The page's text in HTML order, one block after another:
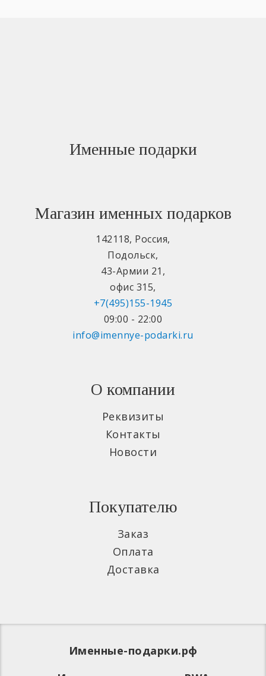
Именные подарки
Магазин именных подарков
142118, Россия,
Подольск,
43-Армии 21 ,
офис 315,
+7(495)155-1945
09:00 - 22:00
info@imennye-podarki.ru
О компании
Реквизиты
Контакты
Новости
Покупателю
Заказ
Оплата
Доставка
Именные-подарки.рф